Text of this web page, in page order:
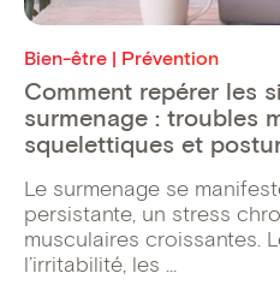
Bien-être | Prévention
Comment repérer les
surmenage : troubles
squelettiques et
Le surmenage se
persistante, un stress
musculaires croissantes.
l’irritabilité, les ...